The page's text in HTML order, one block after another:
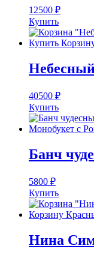
12500 ₽
Купить
40500 ₽
Купить
Банч
5800 ₽
Купить
Нина